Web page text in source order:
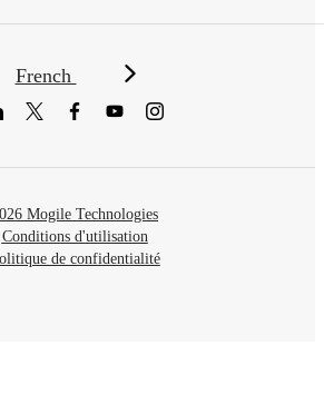
French
Mogile Technologies
Conditions d'utilisation
de confidentialité